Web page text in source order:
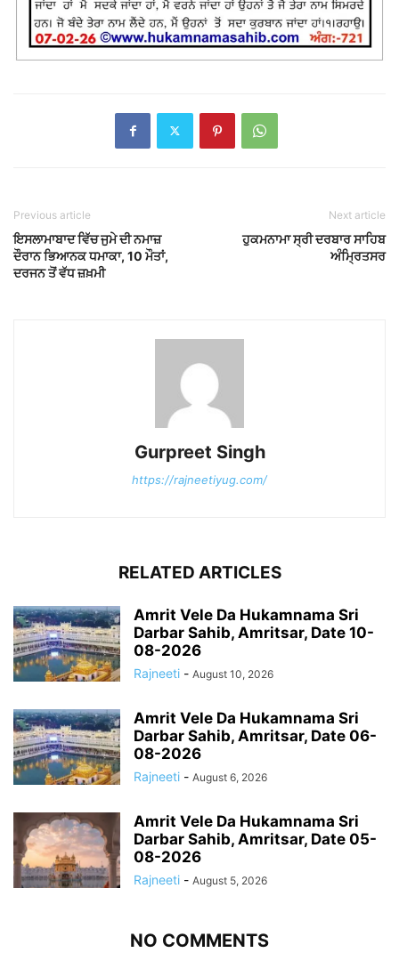
Previous article
ਇਸਲਾਮਾਬਾਦ ਵਿੱਚ ਜੁਮੇ ਦੀ ਨਮਾਜ਼
ਦੌਰਾਨ ਭਿਆਨਕ ਧਮਾਕਾ, 10 ਮੌਤਾਂ,
ਦਰਜਨ ਤੋਂ ਵੱਧ ਜ਼ਖ਼ਮੀ
Next article
ਹੁਕਮਨਾਮਾ ਸ੍ਰੀ ਦਰਬਾਰ ਸਾਹਿਬ
ਅੰਮ੍ਰਿਤਸਰ
Gurpreet Singh
https://rajneetiyug.com/
RELATED ARTICLES
Amrit Vele Da Hukamnama Sri
Darbar Sahib, Amritsar, Date 10-
08-2026
Rajneeti - August 10, 2026
Amrit Vele Da Hukamnama Sri
Darbar Sahib, Amritsar, Date 06-
08-2026
Rajneeti - August 6, 2026
Amrit Vele Da Hukamnama Sri
Darbar Sahib, Amritsar, Date 05-
08-2026
Rajneeti - August 5, 2026
NO COMMENTS